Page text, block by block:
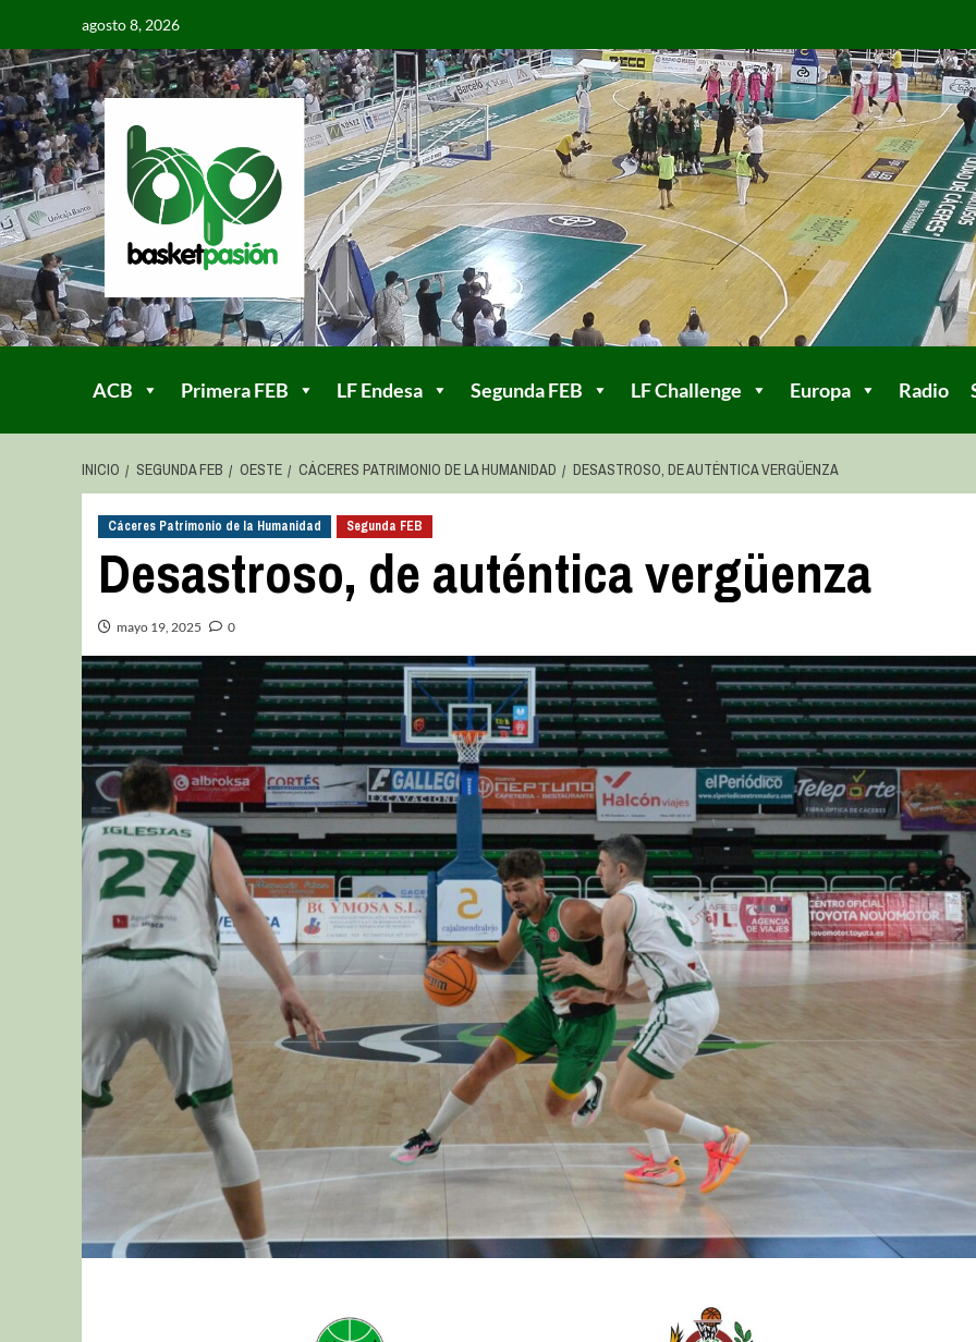
agosto 8, 2026
ACB Primera FEB LF Endesa Segunda FEB LF Challenge Europa Radio
INICIO SEGUNDA FEB OESTE CÁCERES PATRIMONIO DE LA HUMANIDAD DESASTROSO, DE AUTÉNTICA VERGÜENZA
Cáceres Patrimonio de la Humanidad Segunda FEB
Desastroso, de auténtica vergüenza
mayo 19, 2025 0
La entrevista bTactic
La entrevista bTactic
mayo 7, 2026
Nos hacemos mayores. Vamos creciendo. Tanto así
que el próximo 20 de mayo celebramos nuestro
cuarto cumpleaños. Y todo crecimiento conlleva
Leer más